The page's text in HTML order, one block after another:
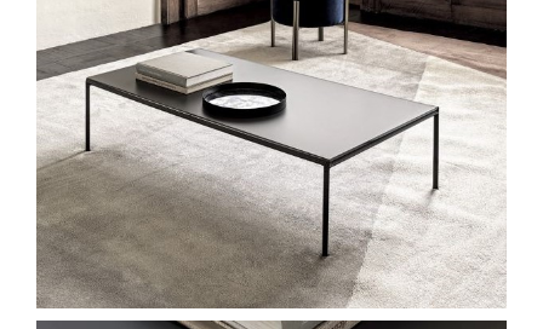
DODATCI
VANJSKI
UREDSKI
HOTELSKI